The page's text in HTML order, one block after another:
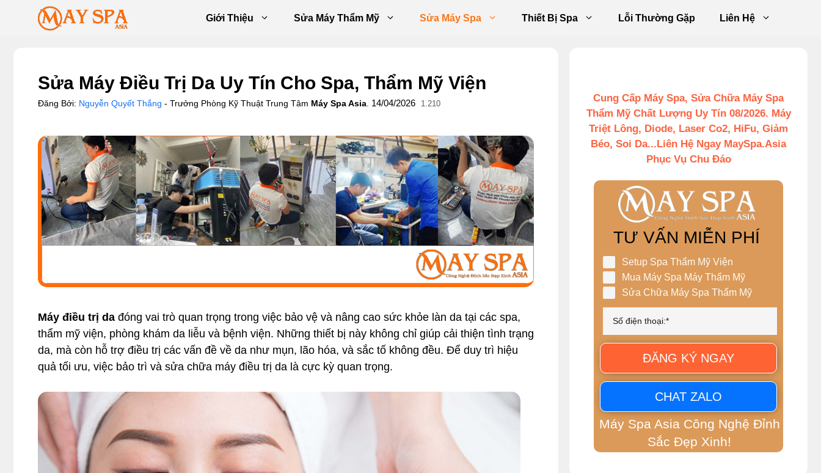
Giới Thiệu Sửa Máy Thẩm Mỹ Sửa Máy Spa Thiết Bị Spa Lỗi Thường Gặp Liên Hệ
Sửa Máy Điều Trị Da Uy Tín Cho Spa, Thẩm Mỹ Viện
Đăng Bởi: Nguyễn Quyết Thắng - Trưởng Phòng Kỹ Thuật Trung Tâm Máy Spa Asia. 14/04/2026 1.210
Máy điều trị da đóng vai trò quan trọng trong việc bảo vệ và nâng cao sức khỏe làn da tại các spa,
thẩm mỹ viện, phòng khám da liễu và bệnh viện. Những thiết bị này không chỉ giúp cải thiện tình trạng
da, mà còn hỗ trợ điều trị các vấn đề về da như mụn, lão hóa, và sắc tố không đều. Để duy trì hiệu
quả tối ưu, việc bảo trì và sửa chữa máy điều trị da là cực kỳ quan trọng.
Cung Cấp Máy Spa, Sửa Chữa Máy Spa
Thẩm Mỹ Chất Lượng Uy Tín 08/2026. Máy
Triệt Lông, Diode, Laser Co2, HiFu, Giảm
Béo, Soi Da...Liên Hệ Ngay MaySpa.Asia
Phục Vụ Chu Đáo
TƯ VẤN MIỄN PHÍ
Máy Spa Asia Công Nghệ Đỉnh
Sắc Đẹp Xinh!
ĐĂNG KÝ NGAY
Setup Spa Thẩm Mỹ Viện
Mua Máy Spa Máy Thẩm Mỹ
Sửa Chữa Máy Spa Thẩm Mỹ
CHAT ZALO